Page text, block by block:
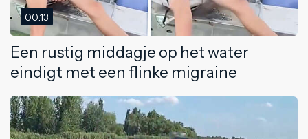
00:13
Een rustig middagje op het water
eindigt met een flinke migraine